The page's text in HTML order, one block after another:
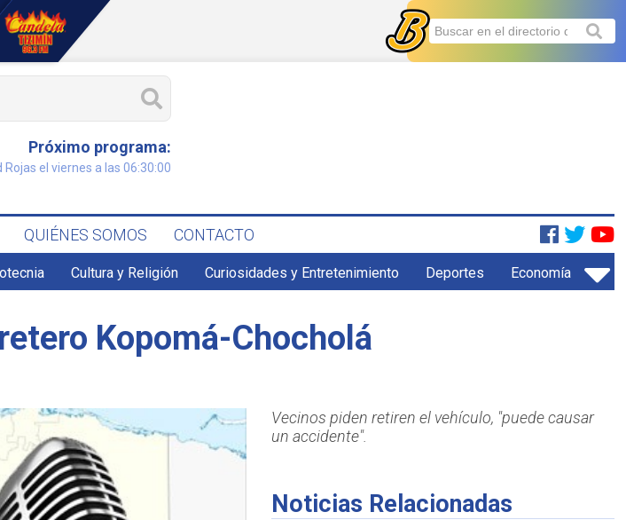
Próximo programa:
Rojas el viernes a las 06:30:00
QUIÉNES SOMOS CONTACTO
Cultura y Religión Curiosidades y Entretenimiento Deportes Economía
Kopomá-Chocholá
Vecinos piden retiren el vehículo, "puede causar
un accidente".
Noticias Relacionadas